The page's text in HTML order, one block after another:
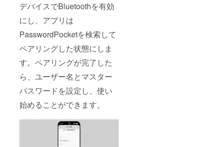
デバイスでBluetoothを有効
にし、アプリは
PasswordPocketを検索して
ペアリングした状態にしま
す。ペアリングが完了した
ら、ユーザー名とマスター
パスワードを設定し、使い
始めることができます。